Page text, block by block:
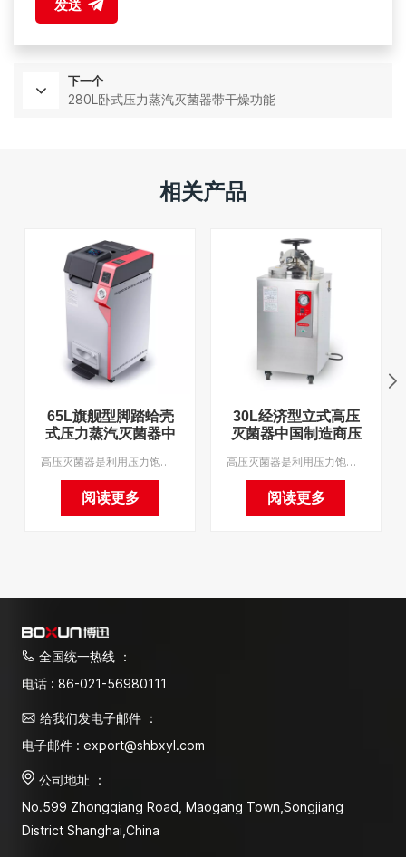
发送
下一个
280L卧式压力蒸汽灭菌器带干燥功能
相关产品
65L旗舰型脚踏蛤壳
式压力蒸汽灭菌器中
高压灭菌器是利用压力饱和蒸汽对物品进行快速、可靠灭菌的设备。是医疗器械、敷料、玻璃器皿、酒类培养基等灭菌的理想设备。我们支持OEM，最小起订量为1。
阅读更多
30L经济型立式高压
灭菌器中国制造商压
高压灭菌器是利用压力饱和蒸汽对物品进行快速、可靠灭菌的设备。是医疗器械、敷料、玻璃器皿、酒类培养基等灭菌的理想设备。支持OEM。
阅读更多
全国统一热线 ：
电话 : 86-021-56980111
给我们发电子邮件 ：
电子邮件 : export@shbxyl.com
公司地址 ：
No.599 Zhongqiang Road, Maogang Town,Songjiang
District Shanghai,China